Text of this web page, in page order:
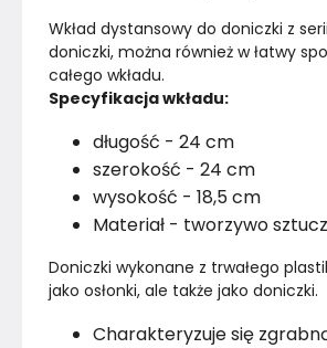
Wkład dystansowy do doniczki z
doniczki, można również w łatwy
całego wkładu.
Specyfikacja wkładu:
długość - 24 cm
szerokość - 24 cm
wysokość - 18,5 cm
Materiał - tworzywo
Doniczki wykonane z trwałego
jako osłonki, ale także jako doniczki.
Charakteryzuje się